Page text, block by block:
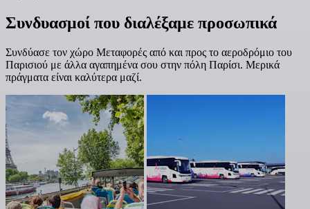
Συνδυασμοί που διαλέξαμε προσωπικά
Συνδύασε τον χώρο Μεταφορές από και προς το αεροδρόμιο του
Παρισιού με άλλα αγαπημένα σου στην πόλη Παρίσι. Μερικά
πράγματα είναι καλύτερα μαζί.